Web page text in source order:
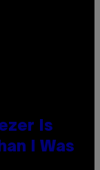
Is
I Was